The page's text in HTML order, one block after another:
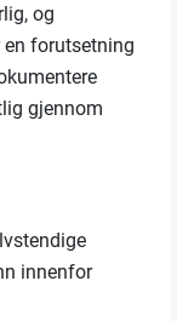
og
en forutsetning
gjennom
innenfor